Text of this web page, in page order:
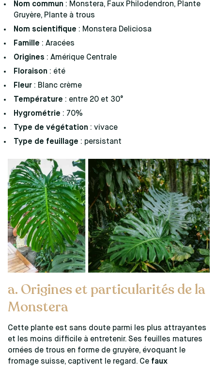
Nom commun : Monstera, Faux Philodendron, Plante
Gruyère, Plante à trous
Nom scientifique : Monstera Deliciosa
Famille : Aracées
Origines : Amérique Centrale
Floraison : été
Fleur : Blanc crème
Température : entre 20 et 30°
Hygrométrie : 70%
Type de végétation : vivace
Type de feuillage : persistant
a. Origines et particularités de la
Monstera
Cette plante est sans doute parmi les plus attrayantes
et les moins difficile à entretenir. Ses feuilles matures
ornées de trous en forme de gruyère, évoquant le
fromage suisse, captivent le regard. Ce faux